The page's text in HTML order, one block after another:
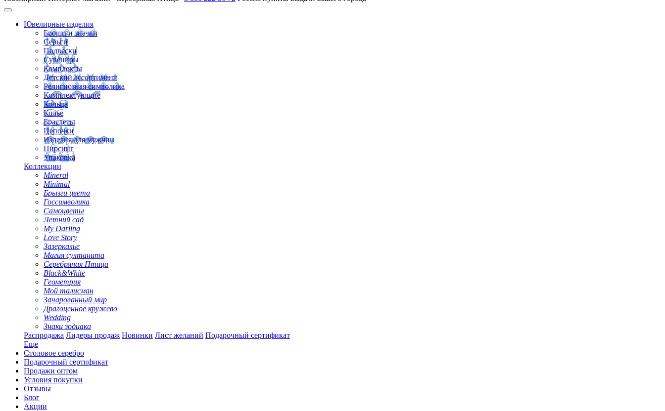
Ювелирные изделия
Броши и значки
Серьги
Подвески
Сувениры
Комплекты
Детский ассортимент
Религиозная символика
Комплектующие
Кольца
Колье
Браслеты
Цепочки
Изделия для мужчин
Пирсинг
Упаковка
Коллекции
Mineral
Minimal
Брызги цвета
Госсимволика
Самоцветы
Летний сад
My Darling
Love Story
Зазеркалье
Магия султанита
Серебряная Птица
Black&White
Геометрия
Мой талисман
Зачарованный мир
Драгоценное кружево
Wedding
Знаки зодиака
Распродажа Лидеры продаж Новинки Лист желаний Подарочный сертификат
Еще
Столовое серебро
Подарочный сертификат
Продажи оптом
Условия покупки
Отзывы
Блог
Акции